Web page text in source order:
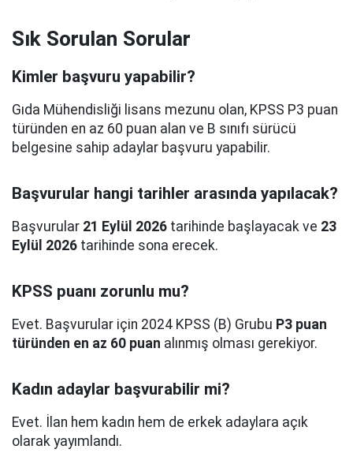
Sık Sorulan Sorular
Kimler başvuru yapabilir?
Gıda Mühendisliği lisans mezunu olan, KPSS P3 puan
türünden en az 60 puan alan ve B sınıfı sürücü
belgesine sahip adaylar başvuru yapabilir.
Başvurular hangi tarihler arasında yapılacak?
Başvurular 21 Eylül 2026 tarihinde başlayacak ve 23
Eylül 2026 tarihinde sona erecek.
KPSS puanı zorunlu mu?
Evet. Başvurular için 2024 KPSS (B) Grubu P3 puan
türünden en az 60 puan alınmış olması gerekiyor.
Kadın adaylar başvurabilir mi?
Evet. İlan hem kadın hem de erkek adaylara açık
olarak yayımlandı.